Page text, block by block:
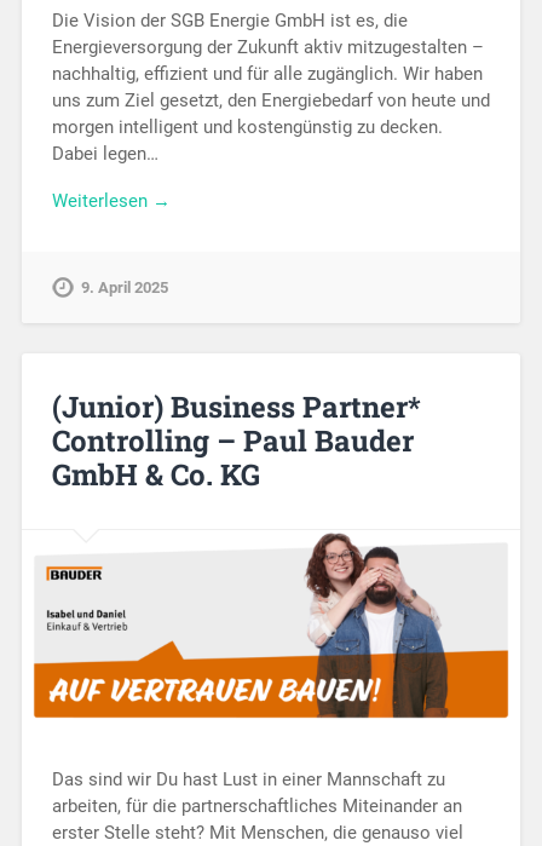
Die Vision der SGB Energie GmbH ist es, die
Energieversorgung der Zukunft aktiv mitzugestalten –
nachhaltig, effizient und für alle zugänglich. Wir haben
uns zum Ziel gesetzt, den Energiebedarf von heute und
morgen intelligent und kostengünstig zu decken.
Dabei legen…
Weiterlesen →
9. April 2025
(Junior) Business Partner*
Controlling – Paul Bauder
GmbH & Co. KG
Das sind wir Du hast Lust in einer Mannschaft zu
arbeiten, für die partnerschaftliches Miteinander an
erster Stelle steht? Mit Menschen, die genauso viel